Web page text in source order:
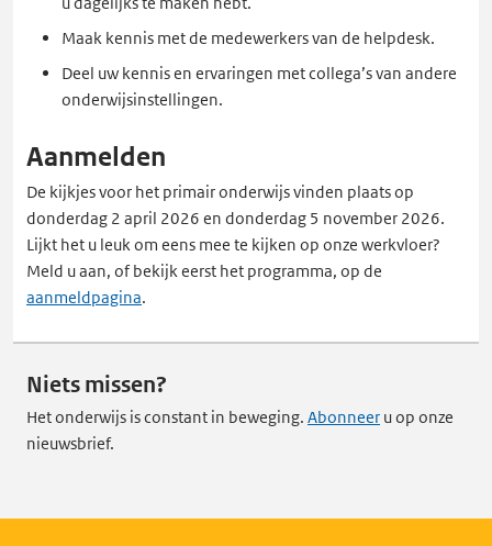
Maak kennis met de medewerkers van de helpdesk.
Deel uw kennis en ervaringen met collega’s van andere
onderwijsinstellingen.
Aanmelden
De kijkjes voor het primair onderwijs vinden plaats op
donderdag 2 april 2026 en donderdag 5 november 2026.
Lijkt het u leuk om eens mee te kijken op onze werkvloer?
Meld u aan, of bekijk eerst het programma, op de
aanmeldpagina.
Niets missen?
Het onderwijs is constant in beweging. Abonneer u op onze
nieuwsbrief.